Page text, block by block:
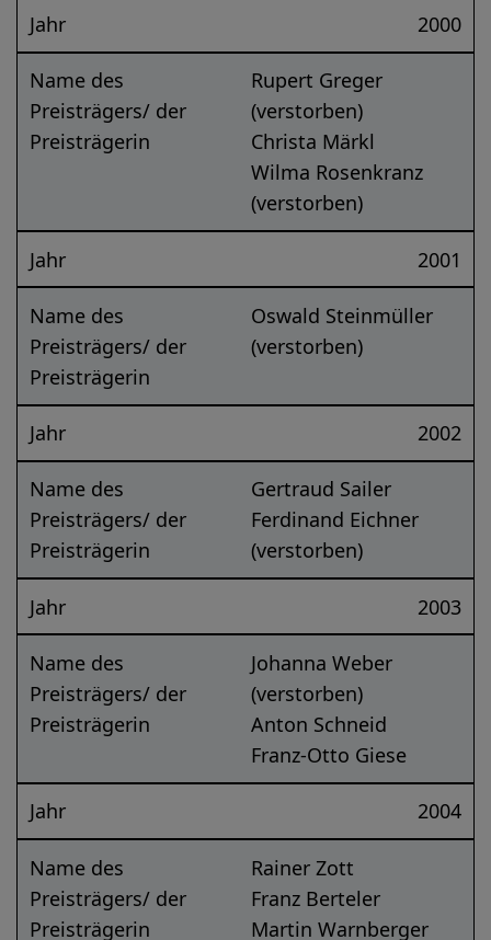
Jahr 2000
Name des
Preisträgers/ der
Preisträgerin
Rupert Greger
(verstorben)
Christa Märkl
Wilma Rosenkranz
(verstorben)
Jahr 2001
Name des
Preisträgers/ der
Preisträgerin
Oswald Steinmüller
(verstorben)
Jahr 2002
Name des
Preisträgers/ der
Preisträgerin
Gertraud Sailer
Ferdinand Eichner
(verstorben)
Jahr 2003
Name des
Preisträgers/ der
Preisträgerin
Johanna Weber
(verstorben)
Anton Schneid
Franz-Otto Giese
Jahr 2004
Name des
Preisträgers/ der
Preisträgerin
Rainer Zott
Franz Berteler
Martin Warnberger